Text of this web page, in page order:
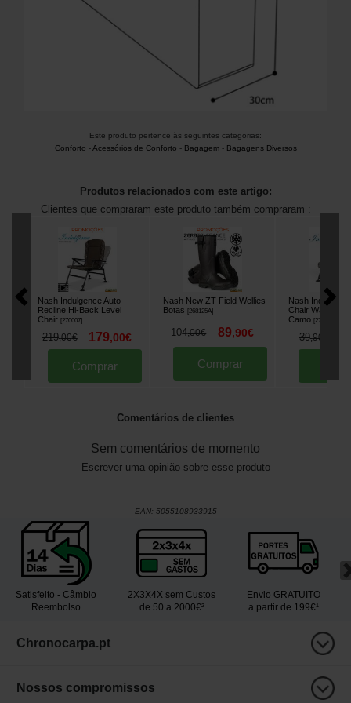
Este produto pertence às seguintes categorias:
Conforto -Acessórios de Conforto - Bagagem- Bagagens Diversos
Produtos relacionados com este artigo:
Clientes que compraram este produto também compraram :
Nash Indulgence Auto
Recline Hi-Back Level
Chair [270007]
219,00€ 179,00€
Comprar
Nash New ZT Field Wellies
Botas
[268125A]
104,00€ 89,90€
Comprar
Nash
Chair
Camo [270089
39,90
Comentários de clientes
Sem comentários de momento
Escrever uma opinião sobre esse produto
EAN: 5055108933915
Satisfeito - Câmbio
Reembolso
2X3X4X sem Custos
de 50 a 2000€²
Envio GRATUITO
a partir de 199€¹
Chronocarpa.pt
Nossos compromissos